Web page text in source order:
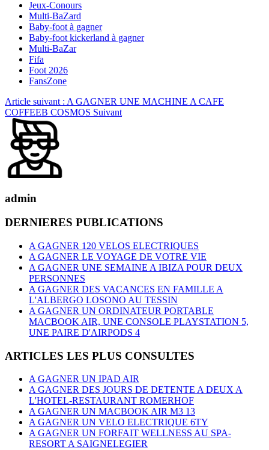
Jeux-Conours
Multi-BaZard
Baby-foot à gagner
Baby-foot kickerland à gagner
Multi-BaZar
Fifa
Foot 2026
FansZone
Article suivant : A GAGNER UNE MACHINE A CAFE
COFFEEB COSMOS Suivant
admin
DERNIERES PUBLICATIONS
A GAGNER 120 VELOS ELECTRIQUES
A GAGNER LE VOYAGE DE VOTRE VIE
A GAGNER UNE SEMAINE A IBIZA POUR DEUX
PERSONNES
A GAGNER DES VACANCES EN FAMILLE A
L'ALBERGO LOSONO AU TESSIN
A GAGNER UN ORDINATEUR PORTABLE
MACBOOK AIR, UNE CONSOLE PLAYSTATION 5,
UNE PAIRE D'AIRPODS 4
ARTICLES LES PLUS CONSULTES
A GAGNER UN IPAD AIR
A GAGNER DES JOURS DE DETENTE A DEUX A
L'HOTEL-RESTAURANT ROMERHOF
A GAGNER UN MACBOOK AIR M3 13
A GAGNER UN VELO ELECTRIQUE 6TY
A GAGNER UN FORFAIT WELLNESS AU SPA-
RESORT A SAIGNELEGIER